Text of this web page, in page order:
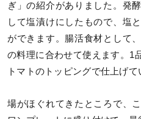
ぎ」の紹介がありました。発
して塩漬けにしたもので、塩
ができます。腸活食材として
の料理に合わせて使えます。1
トマトのトッピングで仕上げて
場がほぐれてきたところで、